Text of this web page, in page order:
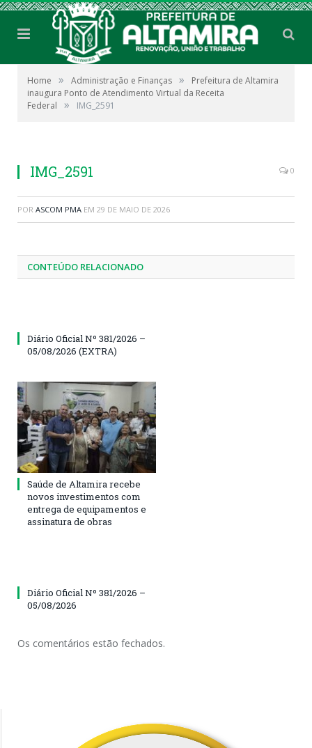
Home » Administração e Finanças »
Prefeitura de Altamira
inaugura Ponto de Atendimento Virtual da Receita
Federal
» IMG_2591
IMG_2591 0
POR ASCOM PMA EM 29 DE MAIO DE 2026
CONTEÚDO RELACIONADO
Diário Oficial Nº 381/2026 –
05/08/2026 (EXTRA)
Saúde de Altamira recebe
novos investimentos com
entrega de equipamentos e
assinatura de obras
Diário Oficial Nº 381/2026 –
05/08/2026
Os comentários estão fechados.